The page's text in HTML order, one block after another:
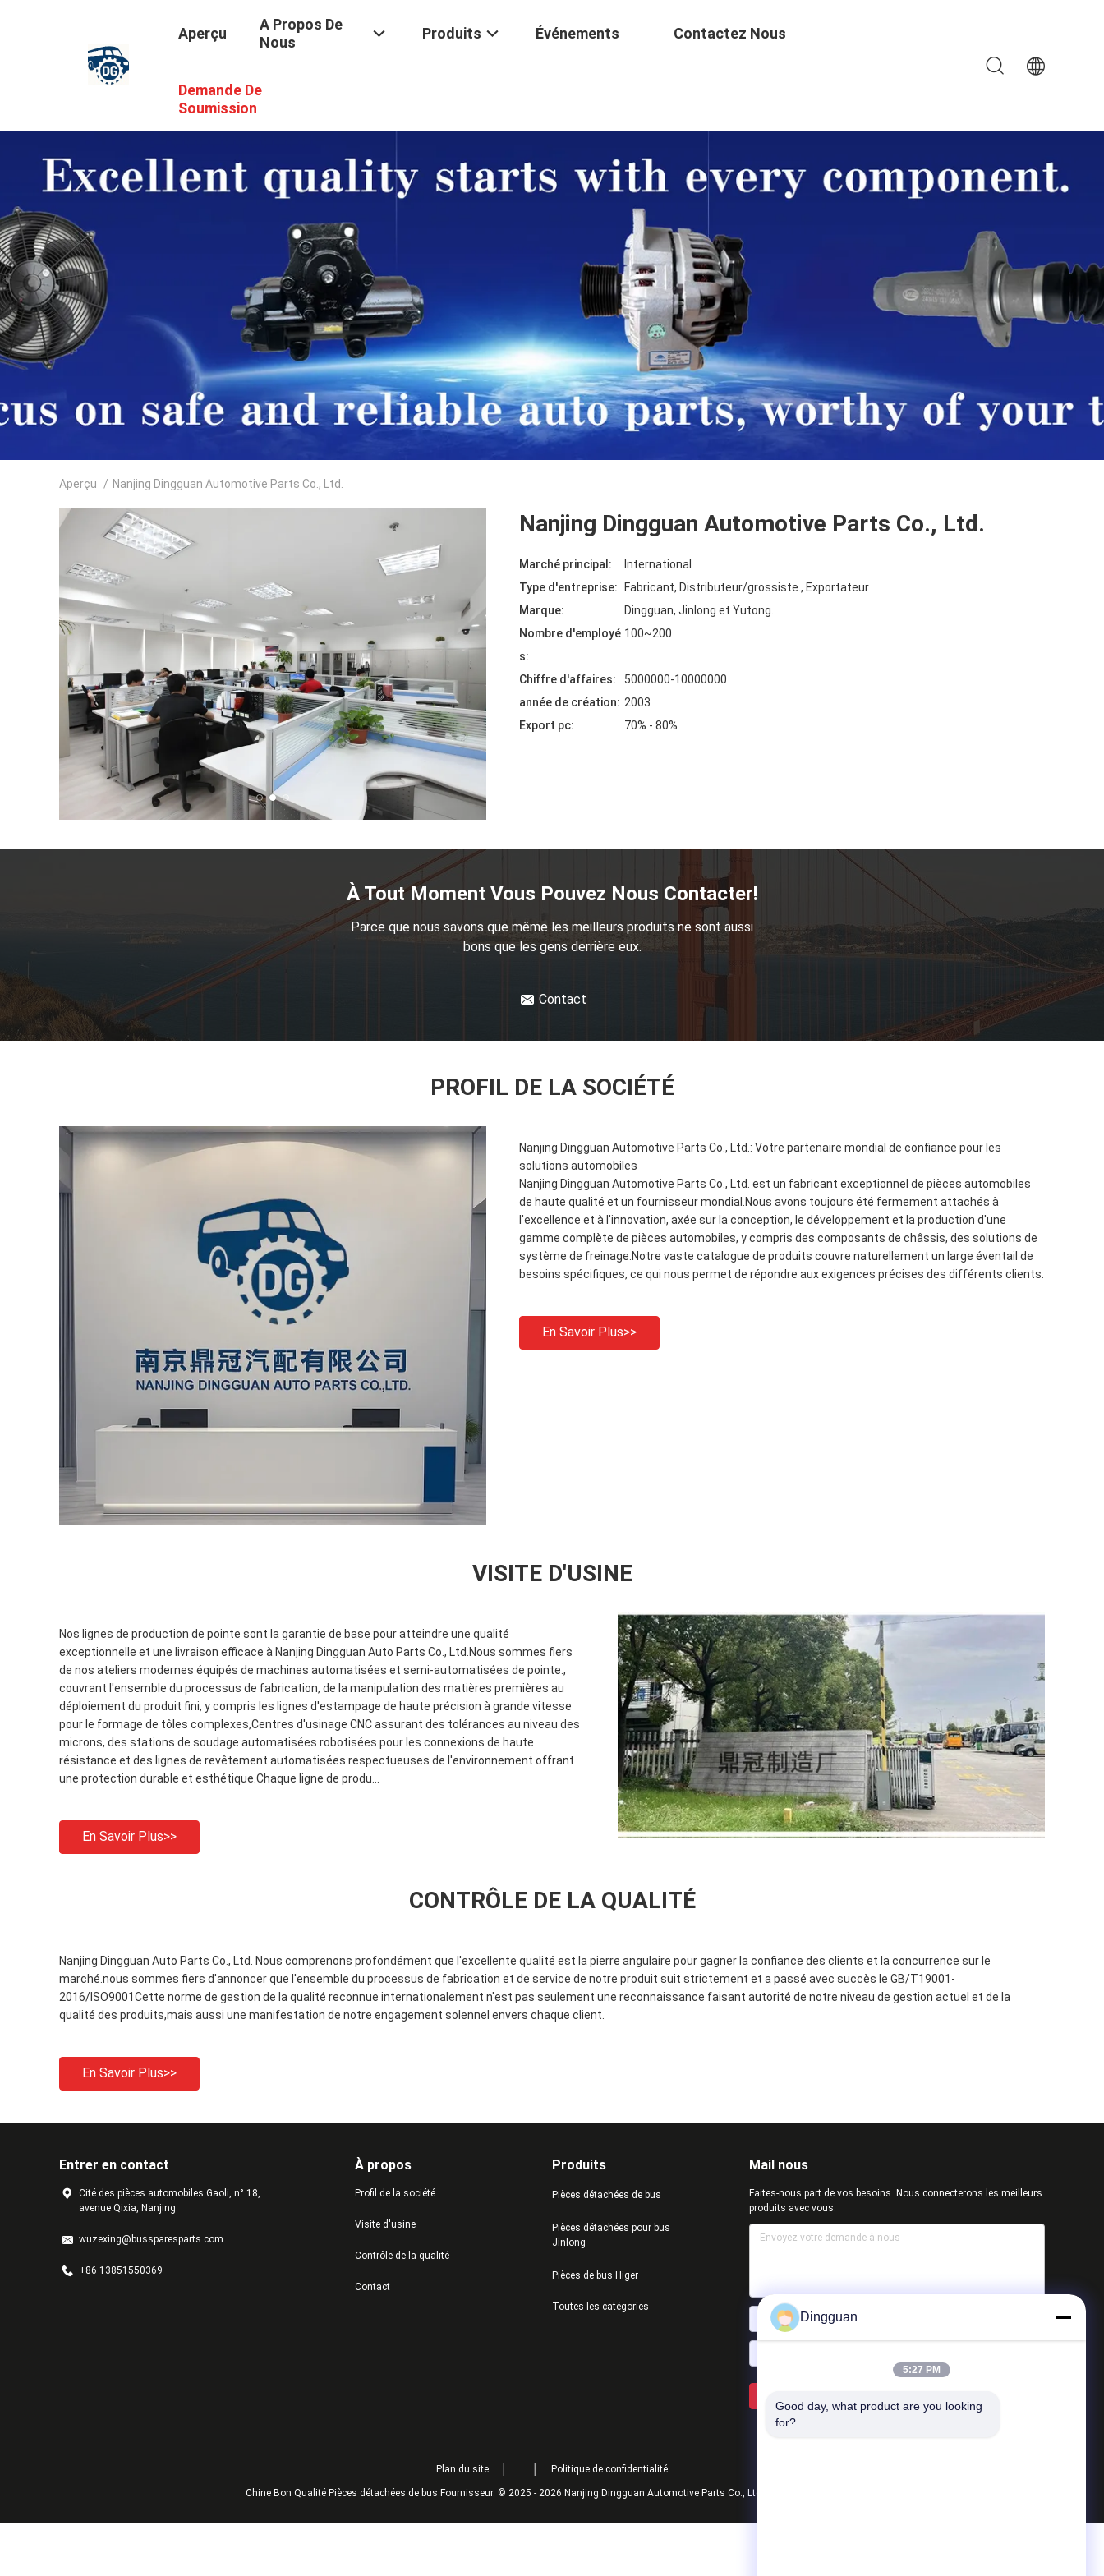
Aperçu
A Propos De
Nous
Produits Événements Contactez Nous
Demande De
Soumission
Aperçu / Nanjing Dingguan Automotive Parts Co., Ltd.
Nanjing Dingguan Automotive Parts Co., Ltd.
Marché principal:
International
Type d'entreprise:
Fabricant, Distributeur/grossiste., Exportateur
Marque:
Dingguan, Jinlong et Yutong.
Nombre d'employé
s:
100~200
Chiffre d'affaires:
5000000-10000000
année de création: 2003
Export pc:
70% - 80%
À Tout Moment Vous Pouvez Nous Contacter!
Parce que nous savons que même les meilleurs produits ne sont aussi
bons que les gens derrière eux.
Contact
PROFIL DE LA SOCIÉTÉ
Nanjing Dingguan Automotive Parts Co., Ltd.: Votre partenaire mondial de confiance pour les
solutions automobiles
Nanjing Dingguan Automotive Parts Co., Ltd. est un fabricant exceptionnel de pièces automobiles
de haute qualité et un fournisseur mondial.Nous avons toujours été fermement attachés à
l'excellence et à l'innovation, axée sur la conception, le développement et la production d'une
gamme complète de pièces automobiles, y compris des composants de châssis, des solutions de
système de freinage.Notre vaste catalogue de produits couvre naturellement un large éventail de
besoins spécifiques, ce qui nous permet de répondre aux exigences précises des différents clients.
En Savoir Plus>>
VISITE D'USINE
Nos lignes de production de pointe sont la garantie de base pour atteindre une qualité
exceptionnelle et une livraison efficace à Nanjing Dingguan Auto Parts Co., Ltd.Nous sommes fiers
de nos ateliers modernes équipés de machines automatisées et semi-automatisées de pointe.,
couvrant l'ensemble du processus de fabrication, de la manipulation des matières premières au
déploiement du produit fini, y compris les lignes d'estampage de haute précision à grande vitesse
pour le formage de tôles complexes,Centres d'usinage CNC assurant des tolérances au niveau des
microns, des stations de soudage automatisées robotisées pour les connexions de haute
résistance et des lignes de revêtement automatisées respectueuses de l'environnement offrant
une protection durable et esthétique.Chaque ligne de produ...
En Savoir Plus>>
CONTRÔLE DE LA QUALITÉ
Nanjing Dingguan Auto Parts Co., Ltd. Nous comprenons profondément que l'excellente qualité est la pierre angulaire pour gagner la confiance des clients et la concurrence sur le
marché.nous sommes fiers d'annoncer que l'ensemble du processus de fabrication et de service de notre produit suit strictement et a passé avec succès le GB/T19001-
2016/ISO9001Cette norme de gestion de la qualité reconnue internationalement n'est pas seulement une reconnaissance faisant autorité de notre niveau de gestion actuel et de la
qualité des produits,mais aussi une manifestation de notre engagement solennel envers chaque client.
En Savoir Plus>>
Entrer en contact
Cité des pièces automobiles Gaoli, n° 18,
avenue Qixia, Nanjing
wuzexing@bussparesparts.com
+86 13851550369
À propos
Profil de la société
Visite d'usine
Contrôle de la qualité
Contact
Produits
Pièces détachées de bus
Pièces détachées pour bus
Jinlong
Pièces de bus Higer
Toutes les catégories
Mail nous
Faites-nous part de vos besoins. Nous connecterons les meilleurs
produits avec vous.
Plan du site Politique de confidentialité
Chine Bon Qualité Pièces détachées de bus Fournisseur. © 2025 - 2026 Nanjing Dingguan Automotive Parts Co., Ltd.. All Rights Reserved.
Dingguan
5:27 PM
Good day, what product are you looking
for?